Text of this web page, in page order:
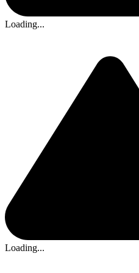
Loading...
Loading...